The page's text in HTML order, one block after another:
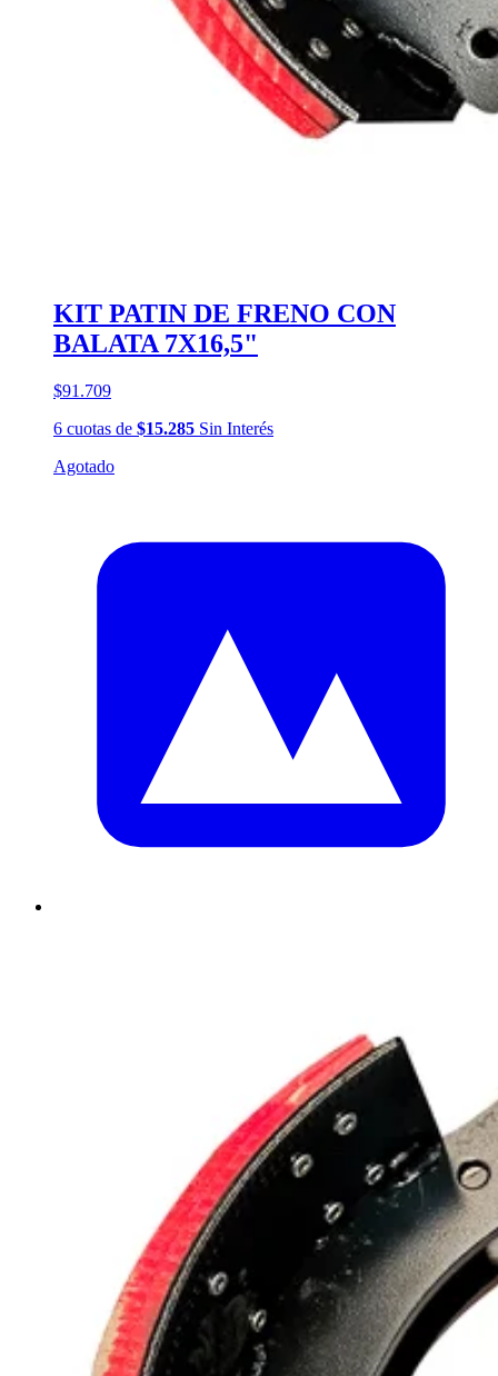
KIT PATIN DE FRENO CON
BALATA 7X16,5"
$91.709
6 cuotas de $15.285 Sin Interés
Agotado